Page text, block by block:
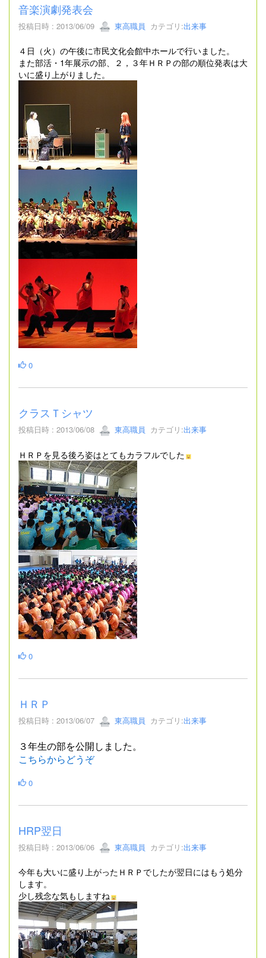
音楽演劇発表会
投稿日時 : 2013/06/09 東高職員 カテゴリ:出来事
４日（火）の午後に市民文化会館中ホールで行いました。
また部活・1年展示の部、２，３年ＨＲＰの部の順位発表は大
いに盛り上がりました。
0
クラスＴシャツ
投稿日時 : 2013/06/08 東高職員 カテゴリ:出来事
ＨＲＰを見る後ろ姿はとてもカラフルでした
0
ＨＲＰ
投稿日時 : 2013/06/07 東高職員 カテゴリ:出来事
３年生の部を公開しました。
こちらからどうぞ
0
HRP翌日
投稿日時 : 2013/06/06 東高職員 カテゴリ:出来事
今年も大いに盛り上がったＨＲＰでしたが翌日にはもう処分
します。
少し残念な気もしますね